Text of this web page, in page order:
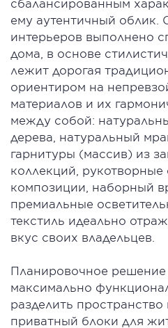
сбалансированным
ему аутентичный облик.
интерьеров выполнено
дома, в основе
лежит дорогая
ориентиром на
материалов и их
между собой:
дерева, натуральный
гарнитуры (массив) из
коллекций, рукотворные
композиции, наборный
премиальные
текстиль идеально
вкус своих владельцев.
Планировочное
максимально
разделить
приватный блоки для